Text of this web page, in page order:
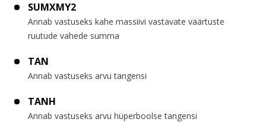
SUMXMY2
Annab vastuseks kahe massiivi vastavate väärtuste
ruutude vahede summa
TAN
Annab vastuseks arvu tangensi
TANH
Annab vastuseks arvu hüperboolse tangensi